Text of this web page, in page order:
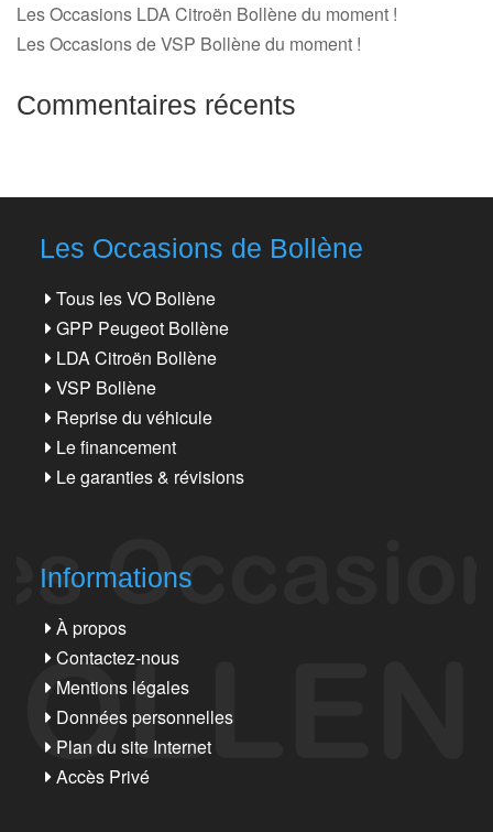
Les Occasions LDA Citroën Bollène du moment !
Les Occasions de VSP Bollène du moment !
Commentaires récents
Les Occasions de Bollène
Tous les VO Bollène
GPP Peugeot Bollène
LDA Citroën Bollène
VSP Bollène
Reprise du véhicule
Le financement
Le garanties & révisions
Informations
À propos
Contactez-nous
Mentions légales
Données personnelles
Plan du site Internet
Accès Privé